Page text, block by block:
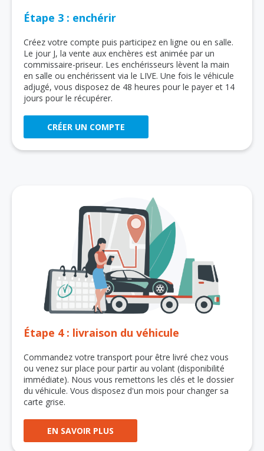
Étape 3 : enchérir
Créez votre compte puis participez en ligne ou en salle.
Le jour J, la vente aux enchères est animée par un
commissaire-priseur. Les enchérisseurs lèvent la main
en salle ou enchérissent via le LIVE. Une fois le véhicule
adjugé, vous disposez de 48 heures pour le payer et 14
jours pour le récupérer.
CRÉER UN COMPTE
Étape 4 : livraison du véhicule
Commandez votre transport pour être livré chez vous
ou venez sur place pour partir au volant (disponibilité
immédiate). Nous vous remettons les clés et le dossier
du véhicule. Vous disposez d'un mois pour changer sa
carte grise.
EN SAVOIR PLUS